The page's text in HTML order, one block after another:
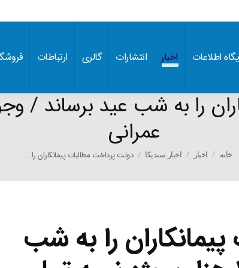
اطلاعات اخبار انتشارات گالری ارتباطات
عمرانی
You areخانه اخبار اخبار سندیکا دولت پرداخت مطالبات پیمانکاران را…
را به شب